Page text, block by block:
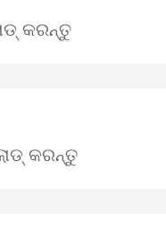
କରନ୍ତୁ
କରନ୍ତୁ